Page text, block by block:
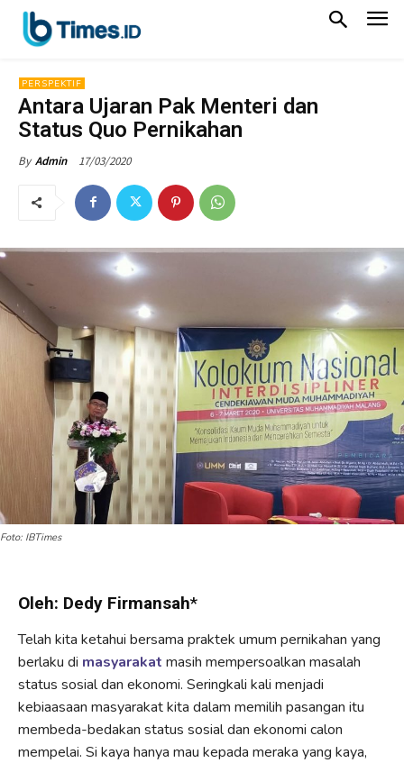
PERSPEKTIF
Antara Ujaran Pak Menteri dan
Status Quo Pernikahan
By Admin 17/03/2020
Foto: IBTimes
Oleh: Dedy Firmansah*
Telah kita ketahui bersama praktek umum pernikahan yang
berlaku di masyarakat masih mempersoalkan masalah
status sosial dan ekonomi. Seringkali kali menjadi
kebiaasaan masyarakat kita dalam memilih pasangan itu
membeda-bedakan status sosial dan ekonomi calon
mempelai. Si kaya hanya mau kepada meraka yang kaya,